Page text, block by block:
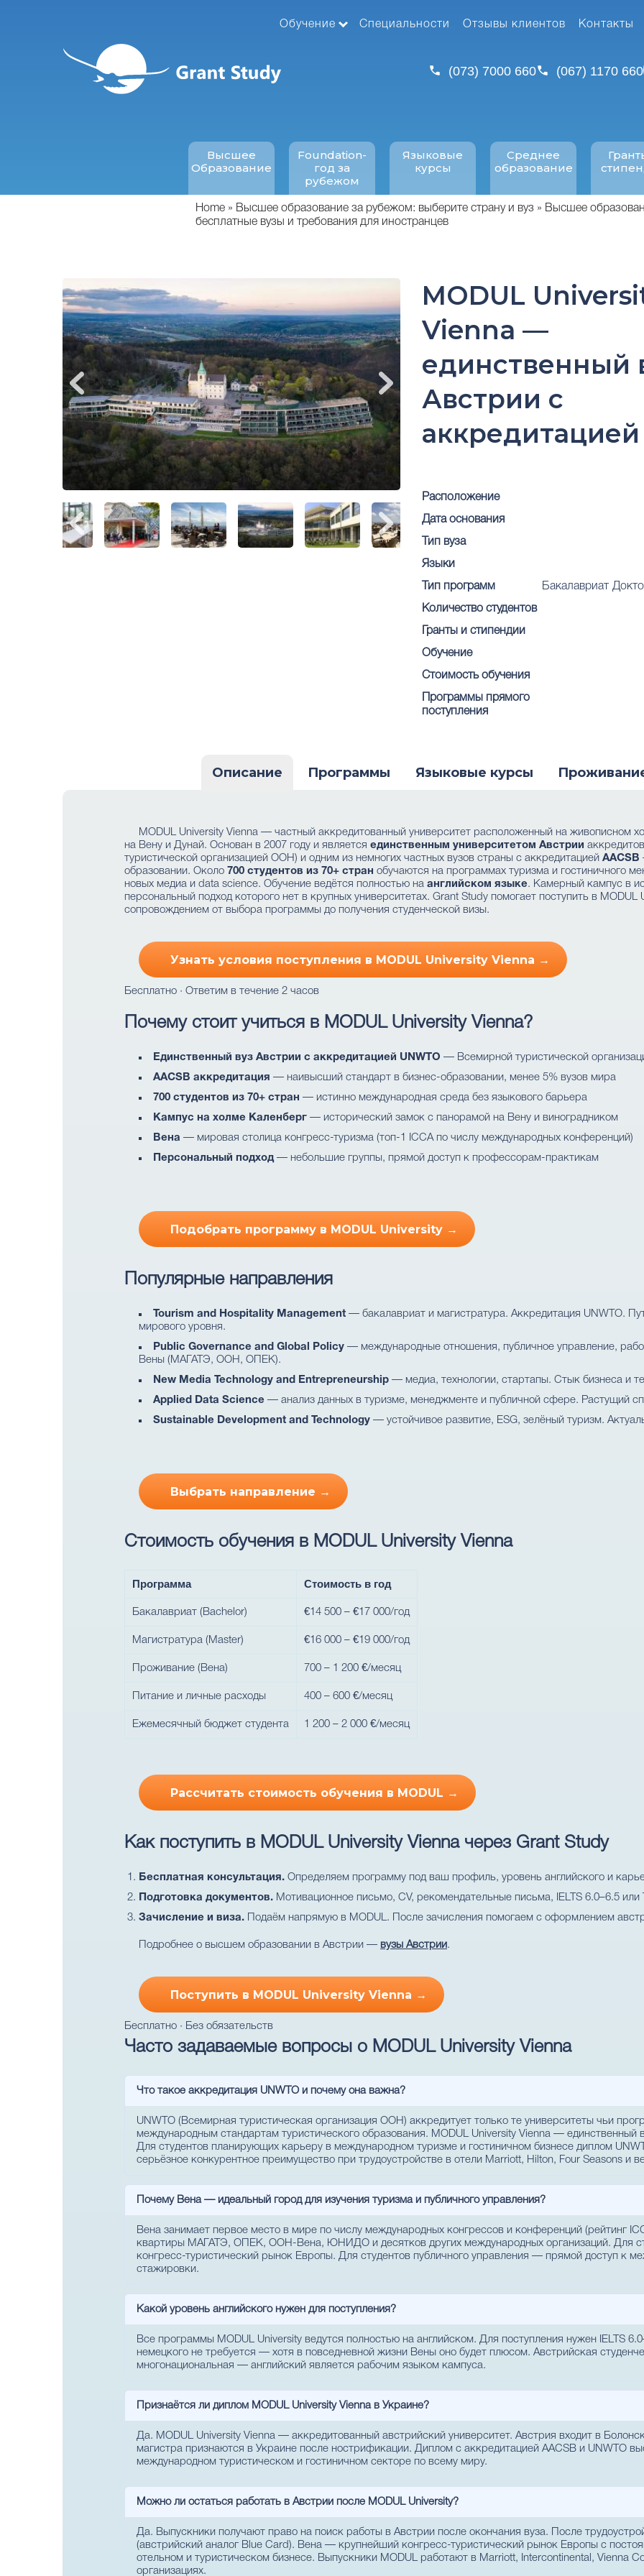
содержанию
Обучение Специальности Отзывы клиентов Контакты
(073) 7000 660 (067) 1170 660
Высшее
Образование
Foundation-
год за
рубежом
Языковые
курсы
Среднее
образование
Home Высшее образование за рубежом: выберите страну и вуз
Высшее
бесплатные вузы и требования для иностранцев
MODUL
Vienna —
единственный
Австрии с
аккредитацией
Расположение
Дата основания
Тип вуза
Языки
Тип программ Бакалавриат
Количество студентов
Гранты и стипендии
Обучение
Стоимость обучения
Программы прямого
поступления
Описание Программы Языковые курсы
MODUL University Vienna — частный аккредитованный университет расположенный на живописном
на Вену и Дунай. Основан в 2007 году и является единственным университетом Австрии
туристической организацией ООН) и одним из немногих частных вузов страны с аккредитацией AACSB
образовании. Около 700 студентов из 70+ стран обучаются на программах туризма и гостиничного
новых медиа и data science. Обучение ведётся полностью на английском языке. Камерный кампус в
персональный подход которого нет в крупных университетах. Grant Study помогает поступить в
сопровождением от выбора программы до получения студенческой визы.
Узнать условия поступления в MODUL University Vienna →
Бесплатно · Ответим в течение 2 часов
Почему стоит учиться в MODUL University Vienna?
Единственный вуз Австрии с аккредитацией UNWTO — Всемирной туристической
AACSB аккредитация — наивысший стандарт в бизнес-образовании, менее 5% вузов мира
700 студентов из 70+ стран — истинно международная среда без языкового барьера
Кампус на холме Каленберг — исторический замок с панорамой на Вену и виноградником
Вена — мировая столица конгресс-туризма (топ-1 ICCA по числу международных конференций)
Персональный подход — небольшие группы, прямой доступ к профессорам-практикам
Подобрать программу в MODUL University →
Популярные направления
Tourism and Hospitality Management — бакалавриат и магистратура. Аккредитация UNWTO.
мирового уровня.
Public Governance and Global Policy — международные отношения, публичное управление,
Вены (МАГАТЭ, ООН, ОПЕК).
New Media Technology and Entrepreneurship — медиа, технологии, стартапы. Стык бизнеса и
Applied Data Science — анализ данных в туризме, менеджменте и публичной сфере. Растущий
Sustainable Development and Technology — устойчивое развитие, ESG, зелёный туризм.
Выбрать направление →
Стоимость обучения в MODUL University Vienna
Программа Стоимость в год
Бакалавриат (Bachelor) €14 500 – €17 000/год
Магистратура (Master) €16 000 – €19 000/год
Проживание (Вена) 700 – 1 200 €/месяц
Питание и личные расходы 400 – 600 €/месяц
Ежемесячный бюджет студента 1 200 – 2 000 €/месяц
Рассчитать стоимость обучения в MODUL →
Как поступить в MODUL University Vienna через Grant Study
Бесплатная консультация. Определяем программу под ваш профиль, уровень английского и
Подготовка документов. Мотивационное письмо, CV, рекомендательные письма, IELTS 6.0–6.5 или
Зачисление и виза. Подаём напрямую в MODUL. После зачисления помогаем с оформлением
Подробнее о высшем образовании в Австрии — вузы Австрии.
Поступить в MODUL University Vienna →
Бесплатно · Без обязательств
Часто задаваемые вопросы о MODUL University Vienna
Что такое аккредитация UNWTO и почему она важна?
UNWTO (Всемирная туристическая организация ООН) аккредитует только те университеты чьи
международным стандартам туристического образования. MODUL University Vienna — единственный
Для студентов планирующих карьеру в международном туризме и гостиничном бизнесе диплом
серьёзное конкурентное преимущество при трудоустройстве в отели Marriott, Hilton, Four Seasons и
Почему Вена — идеальный город для изучения туризма и публичного управления?
Вена занимает первое место в мире по числу международных конгрессов и конференций (рейтинг
квартиры МАГАТЭ, ОПЕК, ООН-Вена, ЮНИДО и десятков других международных организаций. Для
конгресс-туристический рынок Европы. Для студентов публичного управления — прямой доступ к
стажировки.
Какой уровень английского нужен для поступления?
Все программы MODUL University ведутся полностью на английском. Для поступления нужен IELTS
немецкого не требуется — хотя в повседневной жизни Вены оно будет плюсом. Австрийская
многонациональная — английский является рабочим языком кампуса.
Признаётся ли диплом MODUL University Vienna в Украине?
Да. MODUL University Vienna — аккредитованный австрийский университет. Австрия входит в
магистра признаются в Украине после нострификации. Диплом с аккредитацией AACSB и UNWTO
международном туристическом и гостиничном секторе по всему миру.
Можно ли остаться работать в Австрии после MODUL University?
Да. Выпускники получают право на поиск работы в Австрии после окончания вуза. После
(австрийский аналог Blue Card). Вена — крупнейший конгресс-туристический рынок Европы с
отельном и туристическом бизнесе. Выпускники MODUL работают в Marriott, Intercontinental, Vienna
организациях.